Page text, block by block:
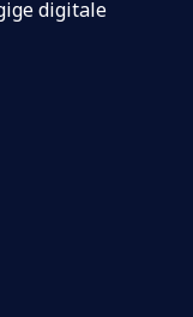
digitale